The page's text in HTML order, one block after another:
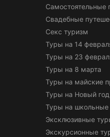
Самостоятельные
Свадебные
Секс туризм
Туры на 14
Туры на 23
Туры на 8 марта
Туры на майские
Туры на Новый
Туры на школьные
Эксклюзивные
Экскурсионные